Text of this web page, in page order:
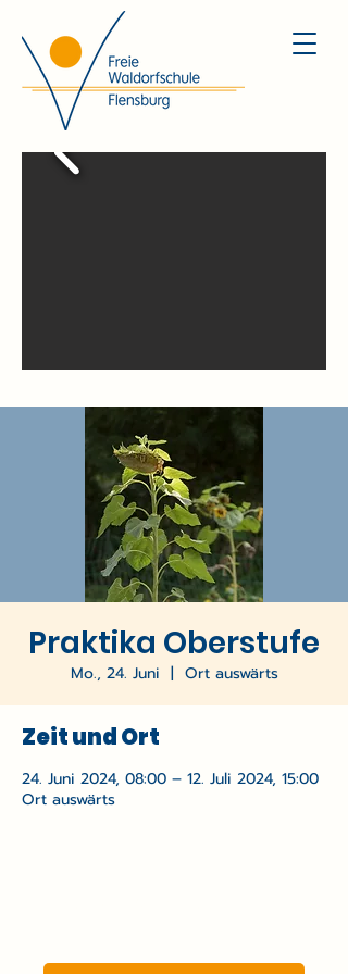
Praktika Oberstufe
Mo., 24. Juni
  |
Ort auswärts
Zeit und Ort
24. Juni 2024, 08:00 – 12. Juli 2024, 15:00
Ort auswärts